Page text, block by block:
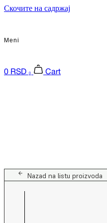
Скочите на садржај
Meni
0 RSD 0 Cart
Nazad na listu proizvoda